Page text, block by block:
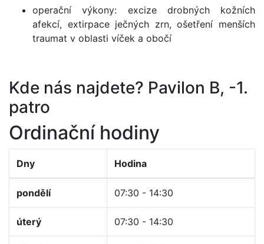
operační výkony: excize drobných kožních
afekcí, extirpace ječných zrn, ošetření menších
traumat v oblasti víček a obočí
Kde nás najdete? Pavilon B, -1.
patro
Ordinační hodiny
Dny Hodina
pondělí 07:30 - 14:30
úterý 07:30 - 14:30